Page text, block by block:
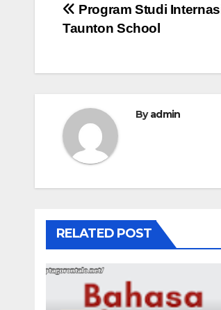
Post
Program Studi
Taunton School
Byadmin
RELATED POST